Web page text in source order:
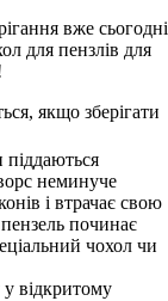
вже сьогодні
для пензлів для
якщо зберігати
піддаються
неминуче
і втрачає свою
починає
чохол чи
відкритому